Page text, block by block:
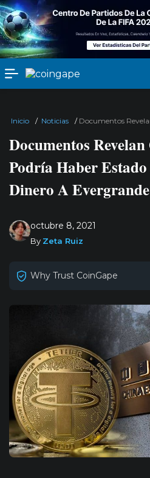
Inicio / Noticias / Documentos
Documentos
Podría Haber
Dinero A Evergrande
octubre 8, 2021
By Zeta Ruiz
Why Trust CoinGape